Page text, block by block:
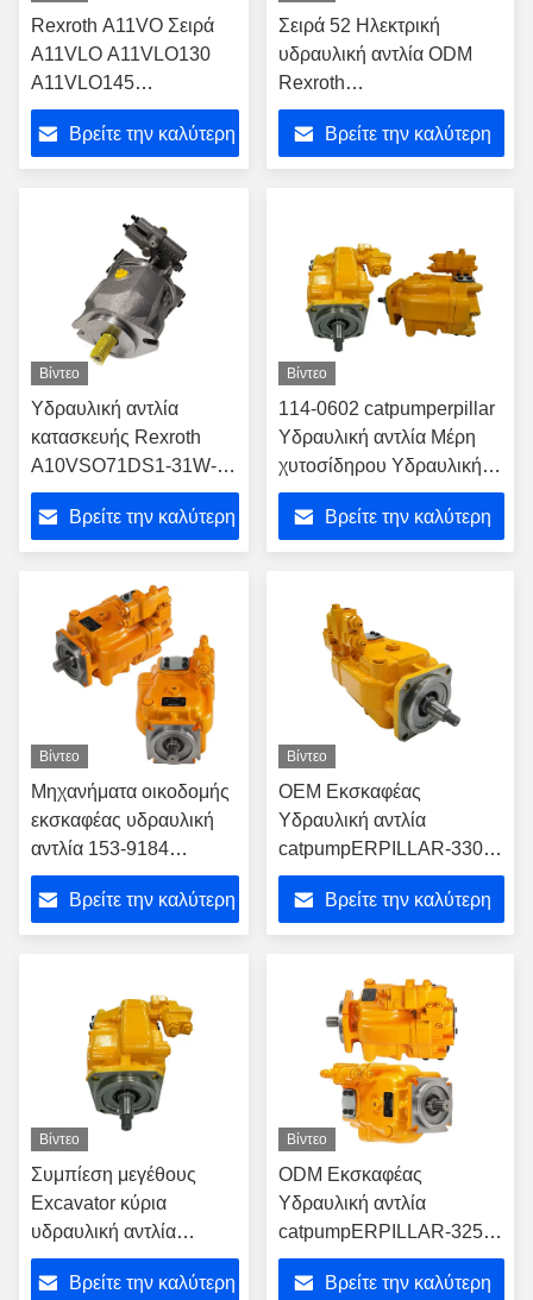
Rexroth A11VO Σειρά
A11VLO A11VLO130
A11VLO145
A11VLO190
A11VLO260 Υδραυλική
αντλία ODM OEM
Rexroth κατασκευαστής
Βρείτε την καλύτερη
Σειρά 52 Ηλεκτρική
υδραυλική αντλία ODM
Rexroth
AA10VO85DFR1/52R-
VUC12N00
Βρείτε την καλύτερη
Βίντεο
Υδραυλική αντλία
κατασκευής Rexroth
A10VSO71DS1-31W-
PPA12T00 Υδραυλική
αντλίαΒρείτε την καλύτερη
Βίντεο
114-0602 catpumperpillar
Υδραυλική αντλία Μέρη
χυτοσίδηρου Υδραυλικής
αντλίας Εκσκαφέας
Βρείτε την καλύτερη
Βίντεο
Μηχανήματα οικοδομής
εκσκαφέας υδραυλική
αντλία 153-9184
μονοάξονας
Βρείτε την καλύτερη
Βίντεο
OEM Εκσκαφέας
Υδραυλική αντλία
catpumpERPILLAR-330B
Εκσκαφέας Gear αντλία
Βρείτε την καλύτερη
Βίντεο
Συμπίεση μεγέθους
Excavator κύρια
υδραυλική αντλία
catpumpERPILLAR-
325B 123-2229
Βρείτε την καλύτερη
Βίντεο
ODM Εκσκαφέας
Υδραυλική αντλία
catpumpERPILLAR-325B
126-2073 catpump
Εκσκαφέας αντλία
Βρείτε την καλύτερη